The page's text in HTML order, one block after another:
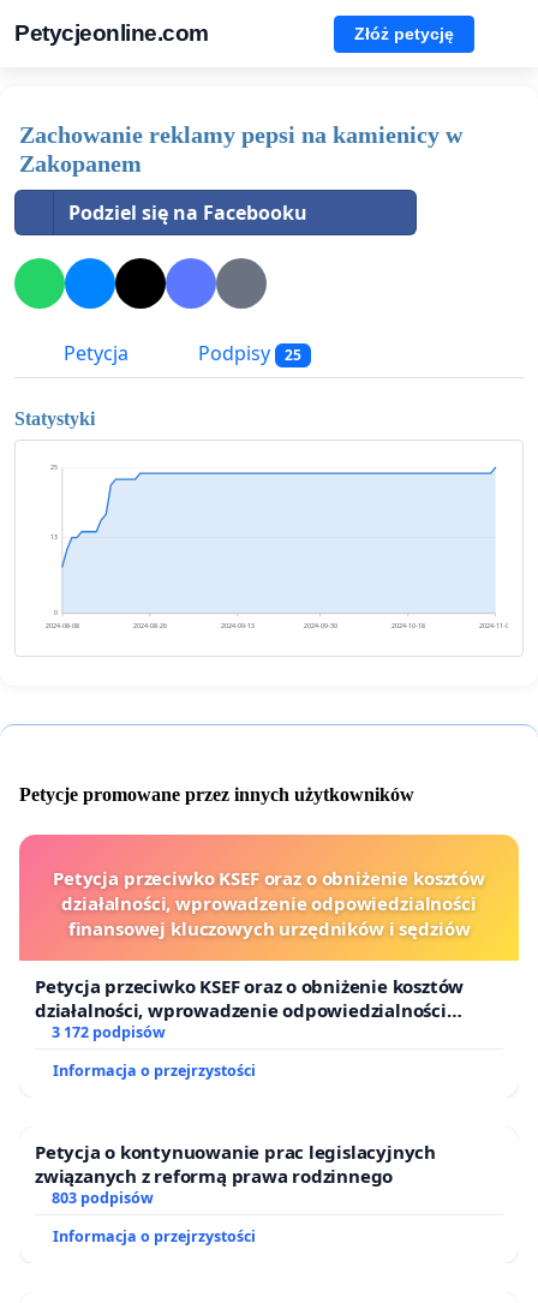
Petycjeonline.com Złóż petycję
Zachowanie reklamy pepsi na kamienicy w
Zakopanem
Podziel się na Facebooku
Petycja Podpisy 25
Statystyki
0
13
25
2024-08-08 2024-08-26 2024-09-13 2024-09-30 2024-10-18 2024-11-05
Petycje promowane przez innych użytkowników
Petycja przeciwko KSEF oraz o obniżenie kosztów
działalności, wprowadzenie odpowiedzialności
finansowej kluczowych urzędników i sędziów
Petycja przeciwko KSEF oraz o obniżenie kosztów
działalności, wprowadzenie odpowiedzialności
finansowej kluczowych urzędników i sędziów
3 172 podpisów
Informacja o przejrzystości
Petycja o kontynuowanie prac legislacyjnych
związanych z reformą prawa rodzinnego
803 podpisów
Informacja o przejrzystości